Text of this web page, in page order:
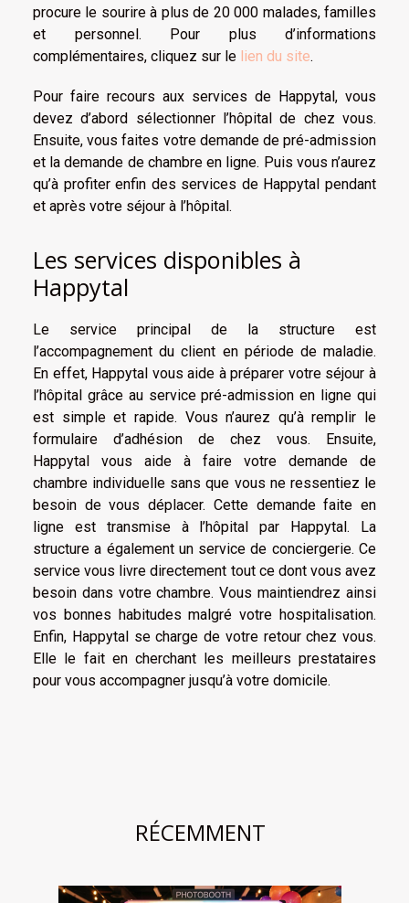
procure le sourire à plus de 20 000 malades, familles
et personnel. Pour plus d’informations
complémentaires, cliquez sur le lien du site.
Pour faire recours aux services de Happytal, vous
devez d’abord sélectionner l’hôpital de chez vous.
Ensuite, vous faites votre demande de pré-admission
et la demande de chambre en ligne. Puis vous n’aurez
qu’à profiter enfin des services de Happytal pendant
et après votre séjour à l’hôpital.
Les services disponibles à
Happytal
Le service principal de la structure est
l’accompagnement du client en période de maladie.
En effet, Happytal vous aide à préparer votre séjour à
l’hôpital grâce au service pré-admission en ligne qui
est simple et rapide. Vous n’aurez qu’à remplir le
formulaire d’adhésion de chez vous. Ensuite,
Happytal vous aide à faire votre demande de
chambre individuelle sans que vous ne ressentiez le
besoin de vous déplacer. Cette demande faite en
ligne est transmise à l’hôpital par Happytal. La
structure a également un service de conciergerie. Ce
service vous livre directement tout ce dont vous avez
besoin dans votre chambre. Vous maintiendrez ainsi
vos bonnes habitudes malgré votre hospitalisation.
Enfin, Happytal se charge de votre retour chez vous.
Elle le fait en cherchant les meilleurs prestataires
pour vous accompagner jusqu’à votre domicile.
RÉCEMMENT